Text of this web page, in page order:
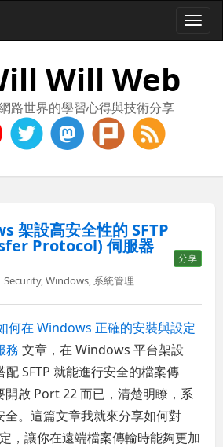
Will Web
路世界的學習心得與技術分享
架設高安全性的 SFTP
Protocol) 伺服器
分享
Security,Windows 系統管理
何在 Windows 正確的安裝與設定
務 文章，在 Windows 平台架設
SFTP 就能進行安全的檔案傳
開啟 Port 22 而已，清楚明瞭，系
全。這篇文章我就來分享如何對
，讓你在遠端檔案傳輸時能夠更加